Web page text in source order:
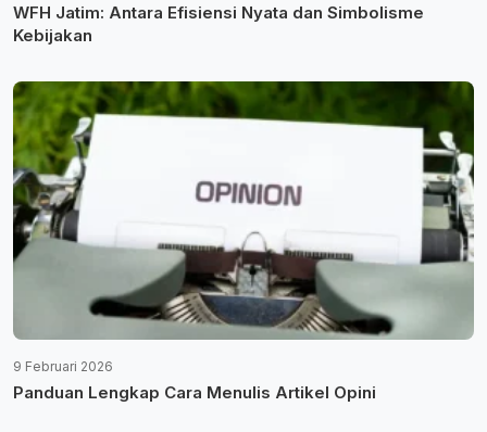
WFH Jatim: Antara Efisiensi Nyata dan Simbolisme
Kebijakan
9 Februari 2026
Panduan Lengkap Cara Menulis Artikel Opini